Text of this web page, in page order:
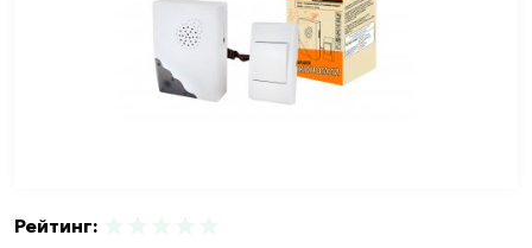
Рейтинг: